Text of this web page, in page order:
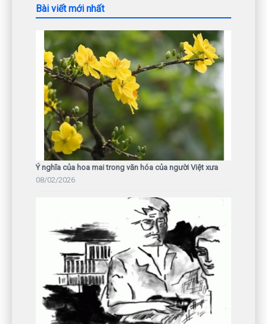
Bài viết mới nhất
Ý nghĩa của hoa mai trong văn hóa của người Việt xưa
08/02/2026